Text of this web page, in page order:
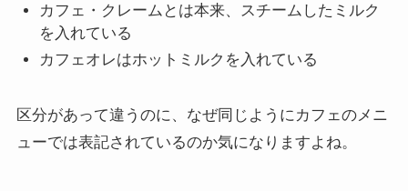
カフェ・クレームとは本来、スチームしたミルク
を入れている
カフェオレはホットミルクを入れている
区分があって違うのに、なぜ同じようにカフェのメニ
ューでは表記されているのか気になりますよね。